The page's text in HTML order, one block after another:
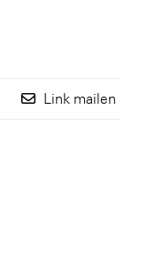
Link mailen